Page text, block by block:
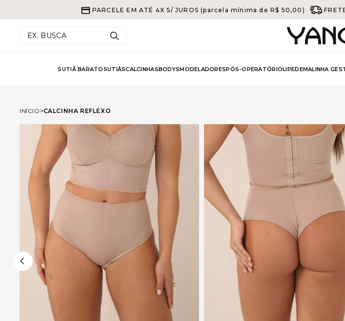
PARCELE EM ATÉ 4X S/ JUROS (parcela mínima de R$ 50,00)
EX. BUSCA
SUTIÃ BARATOSUTIÃSCALCINHASBODYSMODELADORESPÓS-OPERATÓRIOLIPEDEMALINHA
INÍCIO CALCINHA REFLEXO